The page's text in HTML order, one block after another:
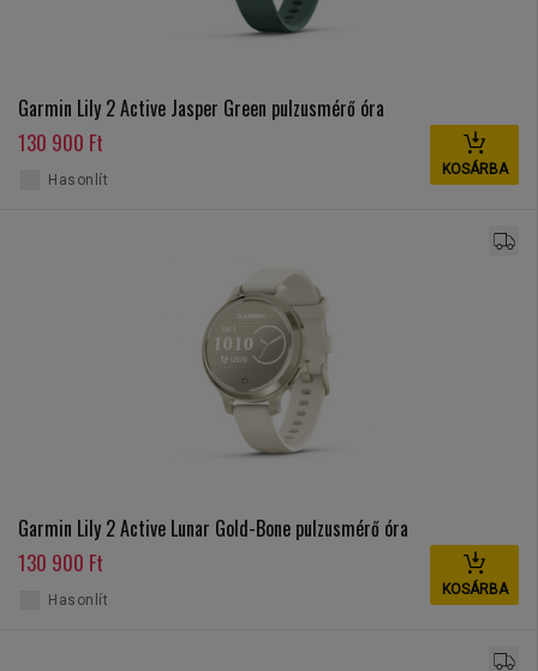
Garmin Lily 2 Active Jasper Green pulzusmérő óra
130 900 Ft
KOSÁRBA
Hasonlít
Garmin Lily 2 Active Lunar Gold-Bone pulzusmérő óra
130 900 Ft
KOSÁRBA
Hasonlít